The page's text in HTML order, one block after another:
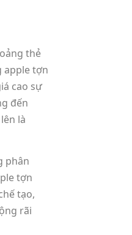
thẻ
apple tợn
cao sự
đến
là
phân
tợn
tạo,
rãi